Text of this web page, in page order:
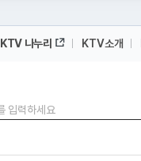
KTV 나누리 KTV소개